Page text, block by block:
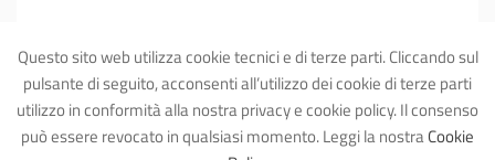
Questo sito web utilizza cookie tecnici e di terze parti. Cliccando sul
pulsante di seguito, acconsenti all’utilizzo dei cookie di terze parti
utilizzo in conformità alla nostra privacy e cookie policy. Il consenso
può essere revocato in qualsiasi momento. Leggi la nostraCookie
postali in ghisa ed alluminio, asole postali, illuminazione in
ferro battuto, pulsantiere citofoniche anche su misura, oltre ai
servizi dedicati ai condomini.